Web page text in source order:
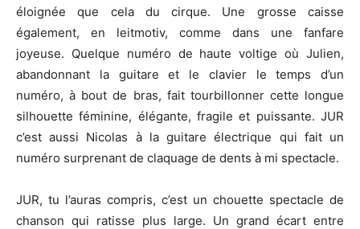
éloignée que cela du cirque. Une grosse caisse
également, en leitmotiv, comme dans une fanfare
joyeuse. Quelque numéro de haute voltige où Julien,
abandonnant la guitare et le clavier le temps d’un
numéro, à bout de bras, fait tourbillonner cette longue
silhouette féminine, élégante, fragile et puissante. JUR
c’est aussi Nicolas à la guitare électrique qui fait un
numéro surprenant de claquage de dents à mi spectacle.
JUR, tu l’auras compris, c’est un chouette spectacle de
chanson qui ratisse plus large. Un grand écart entre